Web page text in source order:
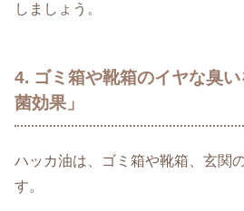
しましょう。
4. ゴミ箱や靴箱のイヤな臭
菌効果」
ハッカ油は、ゴミ箱や靴箱、玄関
す。